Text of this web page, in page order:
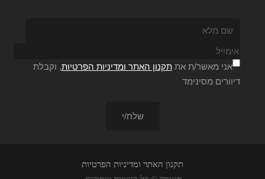
אני מאשר/ת אתתקנון האתר ומדיניות הפרטיות, וקבלת
דיוורים מסינימד
תקנון האתר ומדיניות הפרטיות